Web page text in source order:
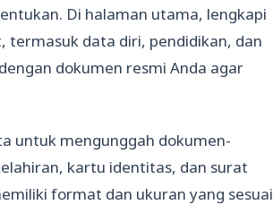
Di halaman utama, lengkapi
data diri, pendidikan, dan
dokumen resmi Anda agar
untuk mengunggah dokumen-
kartu identitas, dan surat
format dan ukuran yang sesuai